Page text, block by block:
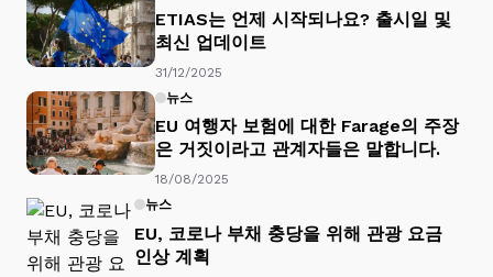
ETIAS는 언제 시작되나요? 출시일 및
최신 업데이트
31/12/2025
뉴스
EU 여행자 보험에 대한 Farage의 주장
은 거짓이라고 관계자들은 말합니다.
18/08/2025
뉴스
EU, 코로나 부채 충당을 위해 관광 요금
인상 계획